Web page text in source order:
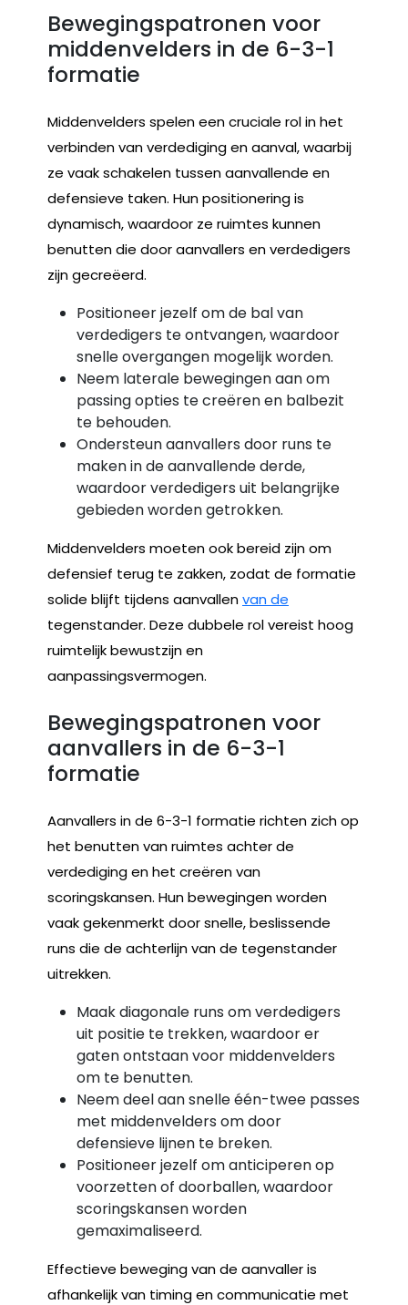
Bewegingspatronen voor
middenvelders in de 6-3-1
formatie
Middenvelders spelen een cruciale rol in het
verbinden van verdediging en aanval, waarbij
ze vaak schakelen tussen aanvallende en
defensieve taken. Hun positionering is
dynamisch, waardoor ze ruimtes kunnen
benutten die door aanvallers en verdedigers
zijn gecreëerd.
Positioneer jezelf om de bal van
verdedigers te ontvangen, waardoor
snelle overgangen mogelijk worden.
Neem laterale bewegingen aan om
passing opties te creëren en balbezit
te behouden.
Ondersteun aanvallers door runs te
maken in de aanvallende derde,
waardoor verdedigers uit belangrijke
gebieden worden getrokken.
Middenvelders moeten ook bereid zijn om
defensief terug te zakken, zodat de formatie
solide blijft tijdens aanvallenvan de
tegenstander. Deze dubbele rol vereist hoog
ruimtelijk bewustzijn en
aanpassingsvermogen.
Bewegingspatronen voor
aanvallers in de 6-3-1
formatie
Aanvallers in de 6-3-1 formatie richten zich op
het benutten van ruimtes achter de
verdediging en het creëren van
scoringskansen. Hun bewegingen worden
vaak gekenmerkt door snelle, beslissende
runs die de achterlijn van de tegenstander
uitrekken.
Maak diagonale runs om verdedigers
uit positie te trekken, waardoor er
gaten ontstaan voor middenvelders
om te benutten.
Neem deel aan snelle één-twee passes
met middenvelders om door
defensieve lijnen te breken.
Positioneer jezelf om anticiperen op
voorzetten of doorballen, waardoor
scoringskansen worden
gemaximaliseerd.
Effectieve beweging van de aanvaller is
afhankelijk van timing en communicatie met